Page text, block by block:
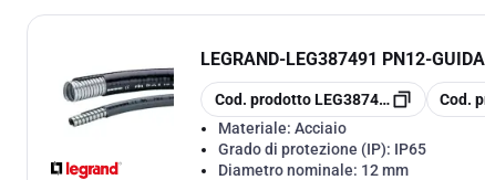
LEGRAND-LEG387491 PN12-
copia
Cod. prodottoLEG387491 copia
Cod.
Materiale: Acciaio
Grado di protezione (IP): IP65
Diametro nominale: 12 mm